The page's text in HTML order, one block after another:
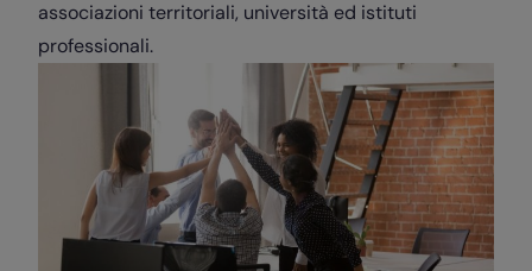
associazioni territoriali, università ed istituti
professionali.